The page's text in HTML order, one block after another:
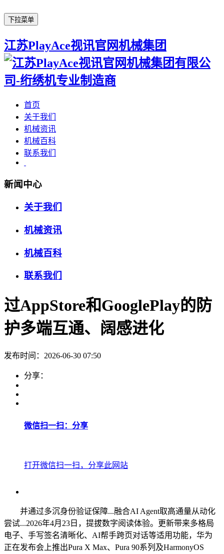
下拉菜单
江苏PlayAce视讯官网机械集团
首页
关于我们
机械资讯
机械百科
联系我们
新闻中心
关于我们
机械资讯
机械百科
联系我们
过AppStore和GooglePlay的防
护多端互通、阔感进化
发布时间：2026-06-30 07:50
分享：
微信扫一扫：分享
打开微信扫一扫，分享此网站
并通过多沉身份验证保障...融合AI Agent取高通量从动化
尝试...2026年4月23日，提拔数字阅读体验。更新带来多格局
电子、手写签名清晰化、AI帮手跨页对话等适用功能，华为
正在发布会上推出Pura X Max、Pura 90系列及HarmonyOS